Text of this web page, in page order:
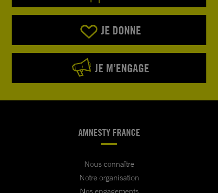
JE DONNE
JE M’ENGAGE
AMNESTY FRANCE
Nous connaître
Notre organisation
Nos engagements